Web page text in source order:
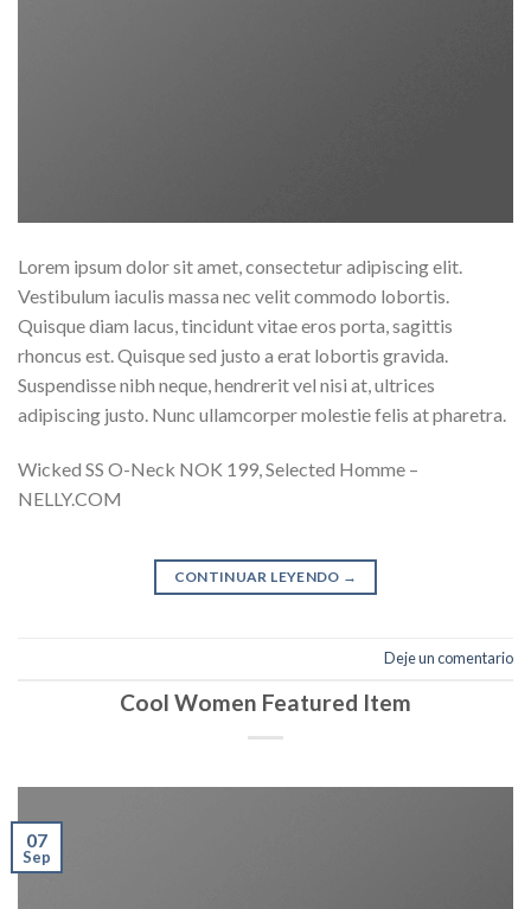
Lorem ipsum dolor sit amet, consectetur adipiscing elit.
Vestibulum iaculis massa nec velit commodo lobortis.
Quisque diam lacus, tincidunt vitae eros porta, sagittis
rhoncus est. Quisque sed justo a erat lobortis gravida.
Suspendisse nibh neque, hendrerit vel nisi at, ultrices
adipiscing justo. Nunc ullamcorper molestie felis at pharetra.
Wicked SS O-Neck NOK 199, Selected Homme –
NELLY.COM
CONTINUAR LEYENDO →
Deje un comentario
Cool Women Featured Item
07
Sep